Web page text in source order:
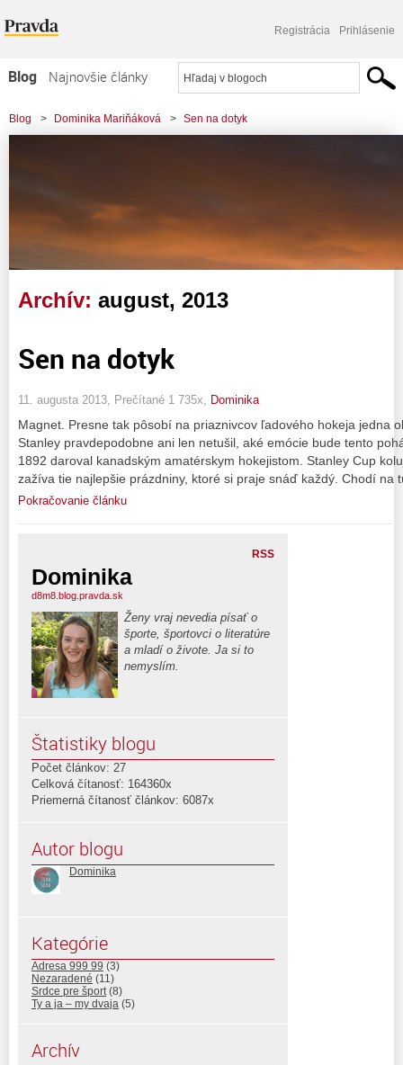
Registrácia Prihlásenie
Blog
Najnovšie články
Najčítanejšie články
Komerčné blogy
Blog > Dominika Mariňáková > Sen na dotyk
Archív: august, 2013
Sen na dotyk
11. augusta 2013, Prečítané 1 735x, Dominika
Magnet. Presne tak pôsobí na priaznivcov ľadového hokeja jedna
Stanley pravdepodobne ani len netušil, aké emócie bude tento
1892 daroval kanadským amatérskym hokejistom. Stanley Cup
zažíva tie najlepšie prázdniny, ktoré si praje snáď každý. Chodí na
Pokračovanie článku
RSS
Dominika
d8m8.blog.pravda.sk
Ženy vraj nevedia písať o
športe, športovci o literatúre
a mladí o živote. Ja si to
nemyslím.
Štatistiky blogu
Počet článkov: 27
Celková čítanosť: 164360x
Priemerná čítanosť článkov: 6087x
Autor blogu
Dominika
Kategórie
Adresa 999 99 (3)
Nezaradené (11)
Srdce pre šport (8)
Ty a ja – my dvaja (5)
Archív